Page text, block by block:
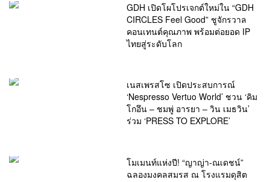
GDH เปิดโผโปรเจกต์ใหม่ใน “GDH
CIRCLES Feel Good” ชูจักรวาล
คอนเทนต์คุณภาพ พร้อมต่อยอด IP
ไทยสู่ระดับโลก
เนสเพรสโซ เปิดประสบการณ์
‘Nespresso Vertuo World’ ชวน ‘คิม
โกอึน – ชมพู่ อารยา – วิน เมธวิน’
ร่วม ‘PRESS TO EXPLORE’
โมเมนท์แห่งปี! “ญาญ่า-ณเดชน์”
ฉลองมงคลสมรส ณ โรงแรมดุสิต